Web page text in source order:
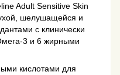
Adult Sensitive Skin
шелушащейся и
с клинически
3 и 6 жирными
кислотами для